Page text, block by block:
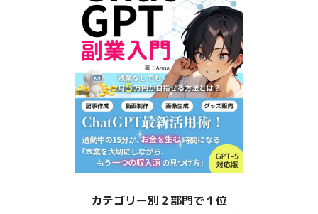
カテゴリー別２部門で１位